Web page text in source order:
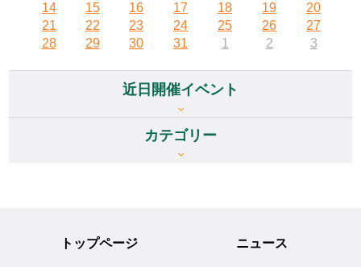
14
15 16 17 18 19
20
21
22 23 24 25 26
27
28
29 30 31 1 2 3
近日開催イベント
カテゴリー
トップページ ニュース